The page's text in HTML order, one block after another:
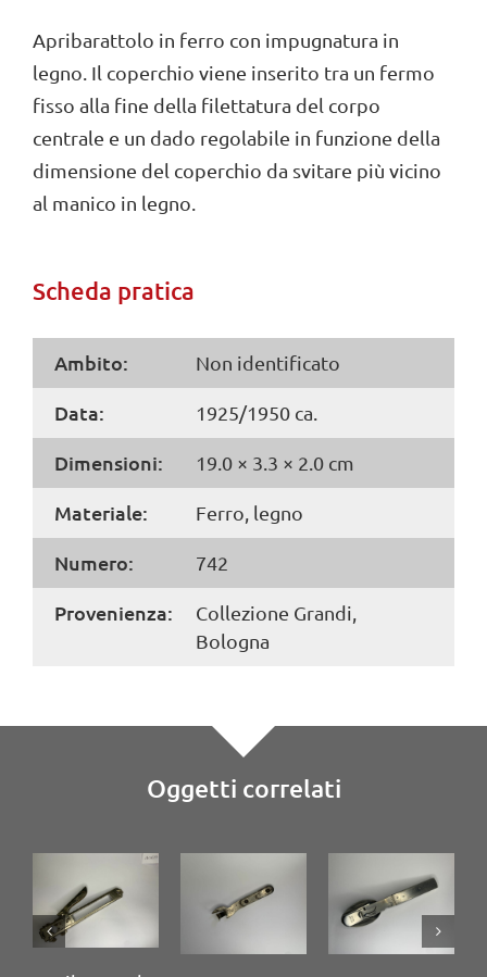
Apribarattolo in ferro con impugnatura in
legno. Il coperchio viene inserito tra un fermo
fisso alla fine della filettatura del corpo
centrale e un dado regolabile in funzione della
dimensione del coperchio da svitare più vicino
al manico in legno.
Scheda pratica
Ambito: Non identificato
Data: 1925/1950 ca.
Dimensioni: 19.0 × 3.3 × 2.0 cm
Materiale: Ferro, legno
Numero: 742
Provenienza:
Collezione Grandi,
Bologna
Oggetti correlati